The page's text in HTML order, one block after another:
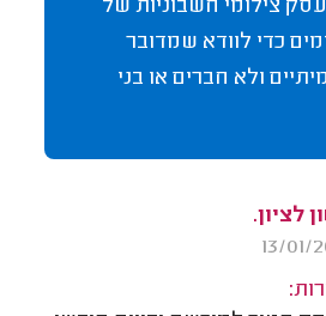
צילומי חשבוניות של
כדי לוודא שמדובר
ולא חברים או בני
לציון.